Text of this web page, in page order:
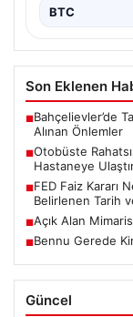
BTC
Son Eklenen
■Bahçelievler’de
Alınan Önlemler
■Otobüste
Hastaneye
■FED Faiz Kararı
Belirlenen Tarih
■Açık Alan
■Bennu Gerede
Güncel